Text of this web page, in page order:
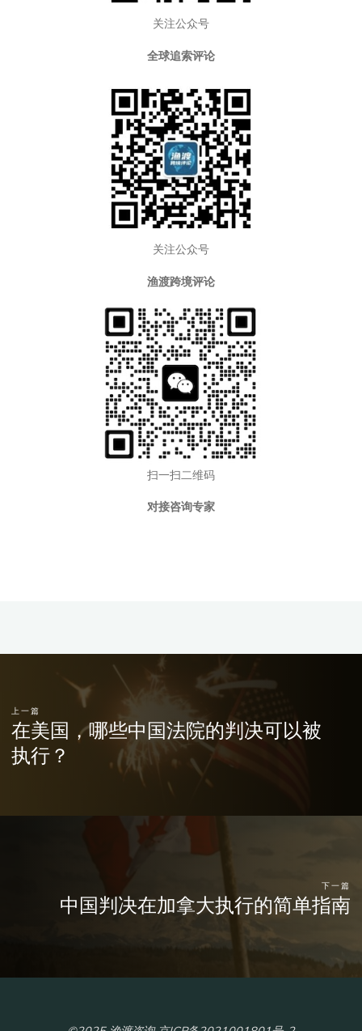
关注公众号
全球追索评论
关注公众号
渔渡跨境评论
扫一扫二维码
对接咨询专家
上一篇
在美国，哪些中国法院的判决可以被
执行？
下一篇
中国判决在加拿大执行的简单指南